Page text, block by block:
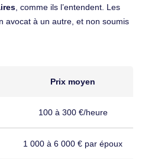
, comme ils l’entendent. Les
avocat à un autre, et non soumis
Prix moyen
100 à 300 €/heure
1 000 à 6 000 € par époux